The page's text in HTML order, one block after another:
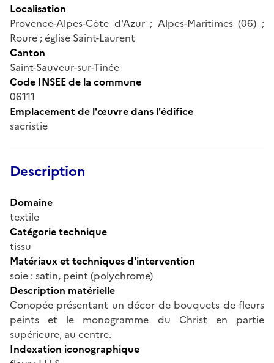
Localisation
Provence-Alpes-Côte d'Azur ; Alpes-Maritimes (06) ;
Roure ; église Saint-Laurent
Canton
Saint-Sauveur-sur-Tinée
Code INSEE de la commune
06111
Emplacement de l'œuvre dans l'édifice
sacristie
Description
Domaine
textile
Catégorie technique
tissu
Matériaux et techniques d'intervention
soie : satin, peint (polychrome)
Description matérielle
Conopée présentant un décor de bouquets de fleurs
peints et le monogramme du Christ en partie
supérieure, au centre.
Indexation iconographique